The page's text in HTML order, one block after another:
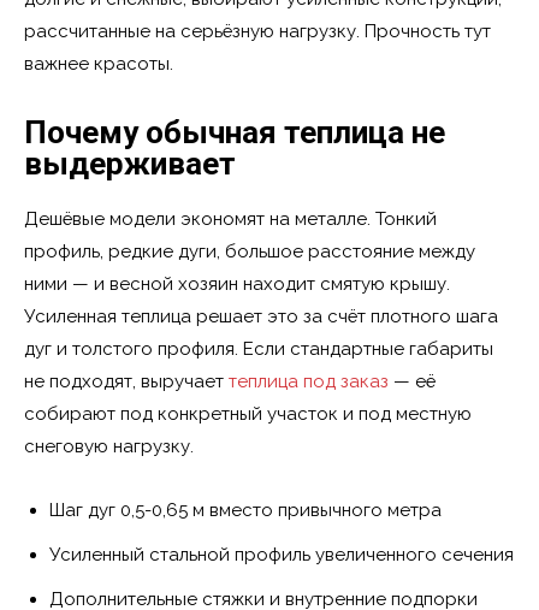
рассчитанные на серьёзную нагрузку. Прочность тут
важнее красоты.
Почему обычная теплица не
выдерживает
Дешёвые модели экономят на металле. Тонкий
профиль, редкие дуги, большое расстояние между
ними — и весной хозяин находит смятую крышу.
Усиленная теплица решает это за счёт плотного шага
дуг и толстого профиля. Если стандартные габариты
не подходят, выручает теплица под заказ — её
собирают под конкретный участок и под местную
снеговую нагрузку.
Шаг дуг 0,5-0,65 м вместо привычного метра
Усиленный стальной профиль увеличенного сечения
Дополнительные стяжки и внутренние подпорки